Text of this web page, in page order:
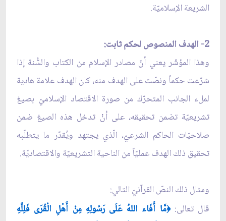
الشريعة الإسلاميّة.
2- الهدف المنصوص لحكم ثابت:
وهذا المؤشّر يعني أنّ مصادر الإسلام من الكتاب والسُّنة إذا
شرّعت حكماً ونصّت على الهدف منه، كان الهدف علامة هادية
لمل‏ء الجانب المتحرّك من صورة الاقتصاد الإسلاميّ بصيغ
تشريعيّة تضمن تحقيقه، على أنْ تدخل هذه الصيغ ضمن
صلاحيّات الحاكم الشرعيّ، الّذي يجتهد ويُقدّر ما يتطلّبه
تحقيق ذلك الهدف عمليّاً من الناحية التشريعيّة والاقتصاديّة.
ومثال ذلك النصّ القرآنيّ التالي:
قال تعالى:﴿مَّا أَفَاء اللهُ عَلَى رَسُولِهِ مِنْ أَهْلِ الْقُرَى فَلِلَّهِ